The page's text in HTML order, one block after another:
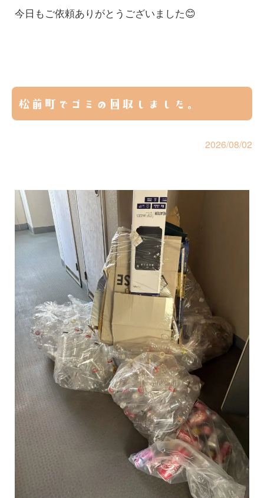
今日もご依頼ありがとうございました😊
松前町でゴミの回収しました。
2026/08/02